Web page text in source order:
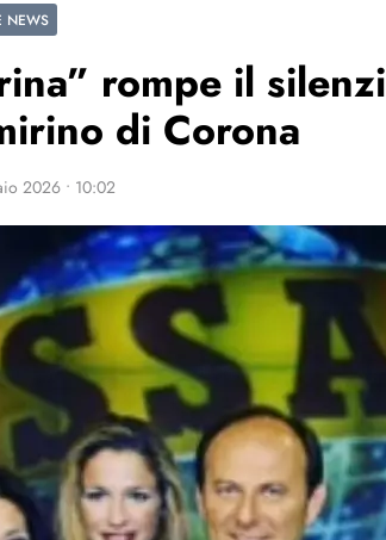
NEWS
rompe il
di Corona
2026 • 10:02